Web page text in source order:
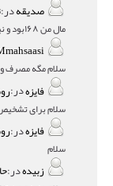
صدیقهدر:
فایزهدر:
فایزهدر:
سلام
زبیدهدر: